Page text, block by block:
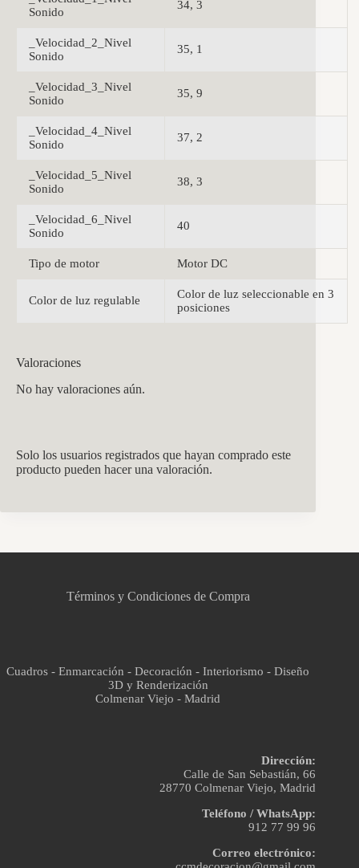
Sonido
34, 3
_Velocidad_2_Nivel
Sonido
35, 1
_Velocidad_3_Nivel
Sonido
35, 9
_Velocidad_4_Nivel
Sonido
37, 2
_Velocidad_5_Nivel
Sonido
38, 3
_Velocidad_6_Nivel
Sonido
40
Tipo de motor Motor DC
Color de luz regulable
Color de luz seleccionable en 3
posiciones
Valoraciones
No hay valoraciones aún.
Solo los usuarios registrados que hayan comprado este
producto pueden hacer una valoración.
Términos y Condiciones de Compra
Cuadros - Enmarcación - Decoración - Interiorismo - Diseño
3D y Renderización
Colmenar Viejo - Madrid
Dirección:
Calle de San Sebastián, 66
28770 Colmenar Viejo, Madrid
Teléfono / WhatsApp:
912 77 99 96
Correo electrónico:
Asistente virtual · En línea